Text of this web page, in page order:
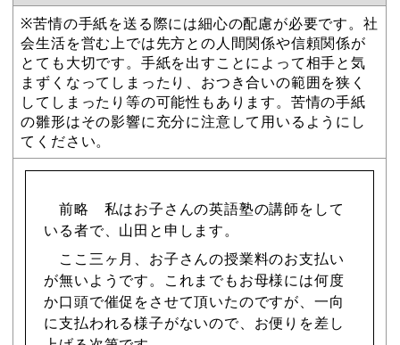
※苦情の手紙を送る際には細心の配慮が必要です。社
会生活を営む上では先方との人間関係や信頼関係が
とても大切です。手紙を出すことによって相手と気
まずくなってしまったり、おつき合いの範囲を狭く
してしまったり等の可能性もあります。苦情の手紙
の雛形はその影響に充分に注意して用いるようにし
てください。
前略 私はお子さんの英語塾の講師をして
いる者で、山田と申します。
ここ三ヶ月、お子さんの授業料のお支払い
が無いようです。これまでもお母様には何度
か口頭で催促をさせて頂いたのですが、一向
に支払われる様子がないので、お便りを差し